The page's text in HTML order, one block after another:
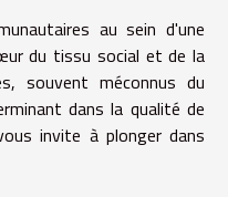
au sein d'une
du tissu social et de la
souvent méconnus du
dans la qualité de
invite à plonger dans